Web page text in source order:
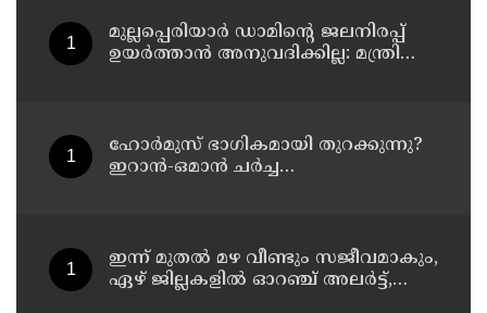
മുല്ലപ്പെരിയാര്‍ ഡാമിന്റെ ജലനിരപ്പ്
ഉയര്‍ത്താന്‍ അനുവദിക്കില്ല: മന്ത്രി
ഹോര്‍മുസ് ഭാഗികമായി തുറക്കുന്നു?
ഇറാന്‍-ഒമാന്‍ ചര്‍ച്ച
ഇന്ന് മുതല്‍ മഴ വീണ്ടും സജീവമാകും,
ഏഴ് ജില്ലകളില്‍ ഓറഞ്ച് അലര്‍ട്ട്,